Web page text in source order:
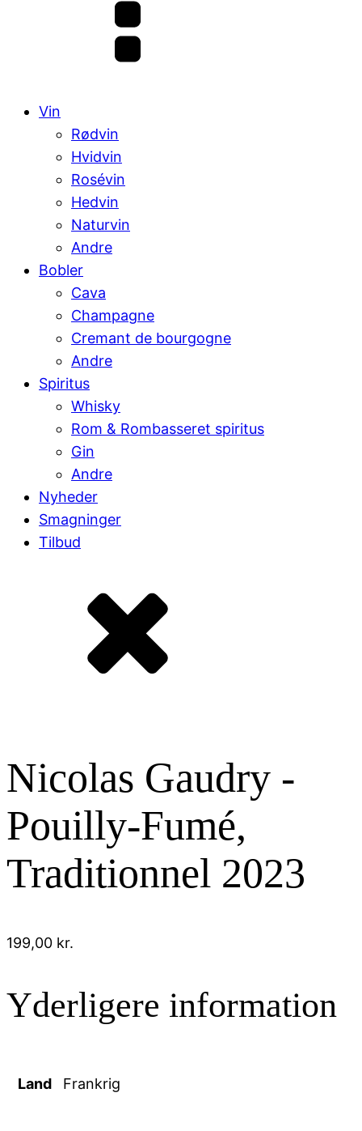
Vin
Rødvin
Hvidvin
Rosévin
Hedvin
Naturvin
Andre
Bobler
Cava
Champagne
Cremant de bourgogne
Andre
Spiritus
Whisky
Rom & Rombasseret spiritus
Gin
Andre
Nyheder
Smagninger
Tilbud
Nicolas Gaudry -
Pouilly-Fumé,
Traditionnel 2023
199,00 kr.
Yderligere information
Land Frankrig